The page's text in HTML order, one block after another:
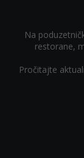
Na
restorane,
Pročitajte